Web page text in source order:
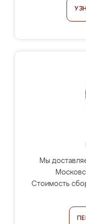
Мы
Стоимость